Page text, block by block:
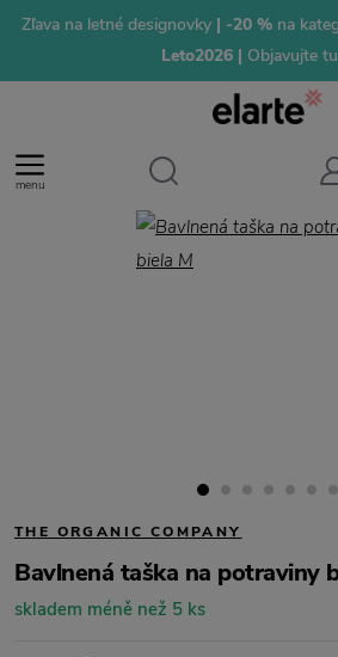
Zľava na letné designovky| -20 % na
Leto2026 | Objavujte tu
menu
THE ORGANIC COMPANY
Bavlnená taška na potraviny
skladem méně než 5 ks